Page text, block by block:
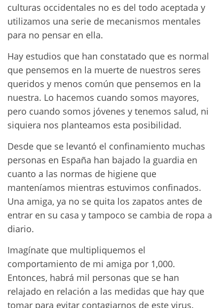
culturas occidentales no es del todo aceptada y
utilizamos una serie de mecanismos mentales
para no pensar en ella.
Hay estudios que han constatado que es normal
que pensemos en la muerte de nuestros seres
queridos y menos común que pensemos en la
nuestra. Lo hacemos cuando somos mayores,
pero cuando somos jóvenes y tenemos salud, ni
siquiera nos planteamos esta posibilidad.
Desde que se levantó el confinamiento muchas
personas en España han bajado la guardia en
cuanto a las normas de higiene que
manteníamos mientras estuvimos confinados.
Una amiga, ya no se quita los zapatos antes de
entrar en su casa y tampoco se cambia de ropa a
diario.
Imagínate que multipliquemos el
comportamiento de mi amiga por 1,000.
Entonces, habrá mil personas que se han
relajado en relación a las medidas que hay que
tomar para evitar contagiarnos de este virus.